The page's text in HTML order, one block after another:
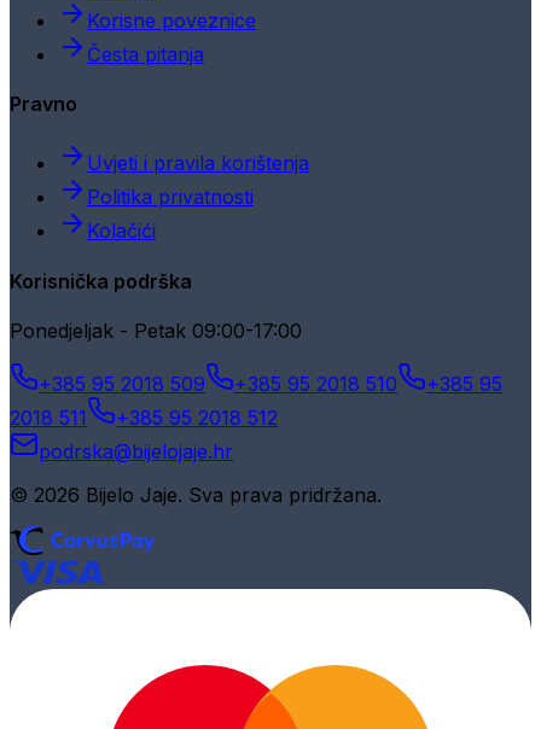
Korisne poveznice
Česta pitanja
Pravno
Uvjeti i pravila korištenja
Politika privatnosti
Kolačići
Korisnička podrška
Ponedjeljak - Petak 09:00-17:00
+385 95 2018 509 +385 95 2018 510
+385 95
2018 511
+385 95 2018 512
podrska@bijelojaje.hr
© 2026 Bijelo Jaje. Sva prava pridržana.